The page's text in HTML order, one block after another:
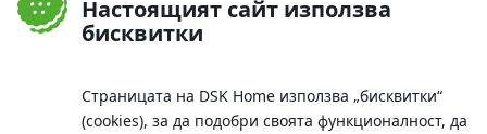
Настоящият сайт използва
бисквитки
Страницата на DSK Home използва „бисквитки“
(cookies), за да подобри своята функционалност, да
До началото на страницата